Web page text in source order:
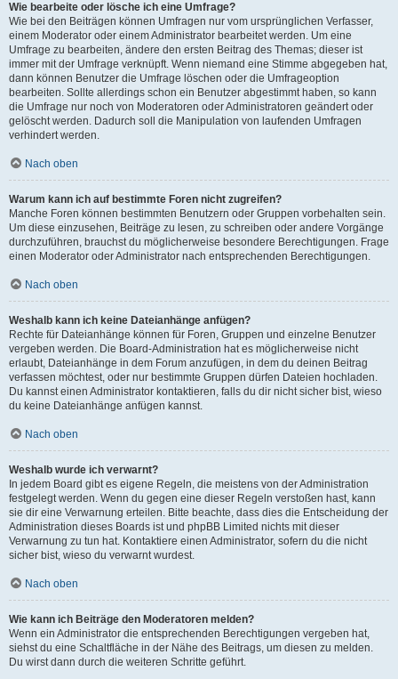
Wie bearbeite oder lösche ich eine Umfrage?
Wie bei den Beiträgen können Umfragen nur vom ursprünglichen Verfasser,
einem Moderator oder einem Administrator bearbeitet werden. Um eine
Umfrage zu bearbeiten, ändere den ersten Beitrag des Themas; dieser ist
immer mit der Umfrage verknüpft. Wenn niemand eine Stimme abgegeben hat,
dann können Benutzer die Umfrage löschen oder die Umfrageoption
bearbeiten. Sollte allerdings schon ein Benutzer abgestimmt haben, so kann
die Umfrage nur noch von Moderatoren oder Administratoren geändert oder
gelöscht werden. Dadurch soll die Manipulation von laufenden Umfragen
verhindert werden.
Nach oben
Warum kann ich auf bestimmte Foren nicht zugreifen?
Manche Foren können bestimmten Benutzern oder Gruppen vorbehalten sein.
Um diese einzusehen, Beiträge zu lesen, zu schreiben oder andere Vorgänge
durchzuführen, brauchst du möglicherweise besondere Berechtigungen. Frage
einen Moderator oder Administrator nach entsprechenden Berechtigungen.
Nach oben
Weshalb kann ich keine Dateianhänge anfügen?
Rechte für Dateianhänge können für Foren, Gruppen und einzelne Benutzer
vergeben werden. Die Board-Administration hat es möglicherweise nicht
erlaubt, Dateianhänge in dem Forum anzufügen, in dem du deinen Beitrag
verfassen möchtest, oder nur bestimmte Gruppen dürfen Dateien hochladen.
Du kannst einen Administrator kontaktieren, falls du dir nicht sicher bist, wieso
du keine Dateianhänge anfügen kannst.
Nach oben
Weshalb wurde ich verwarnt?
In jedem Board gibt es eigene Regeln, die meistens von der Administration
festgelegt werden. Wenn du gegen eine dieser Regeln verstoßen hast, kann
sie dir eine Verwarnung erteilen. Bitte beachte, dass dies die Entscheidung der
Administration dieses Boards ist und phpBB Limited nichts mit dieser
Verwarnung zu tun hat. Kontaktiere einen Administrator, sofern du die nicht
sicher bist, wieso du verwarnt wurdest.
Nach oben
Wie kann ich Beiträge den Moderatoren melden?
Wenn ein Administrator die entsprechenden Berechtigungen vergeben hat,
siehst du eine Schaltfläche in der Nähe des Beitrags, um diesen zu melden.
Du wirst dann durch die weiteren Schritte geführt.